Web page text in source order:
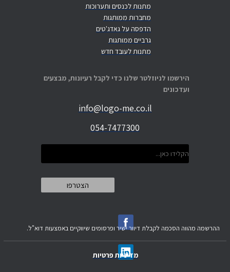
מתנות לכנסים ותערוכות
מחברות ממותגות
הדפסה על גאדג'טים
גרביים ממותגות
מתנות לעובד חדש
הירשמו לניוזלטר שלנו כדי לקבל רעיונות, מבצעים
ועדכונים
info@logo-me.co.il
054-7477300
מדיניות פרטיות
ההרשמה מהווה הסכמה לקבלת דיוור ישיר ופרסומים שיווקיים באמצעות דוא"ל.